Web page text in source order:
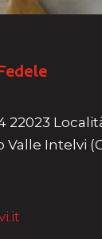
22023
Valle Intelvi